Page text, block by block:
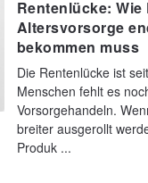
Rentenlücke:
Altersvorsorge
bekommen muss
Die Rentenlücke ist
Menschen fehlt es
Vorsorgehandeln.
breiter ausgerollt
Produk ...